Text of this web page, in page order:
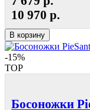
10 970 р.
В корзину
-15%
TOP
Босоножки